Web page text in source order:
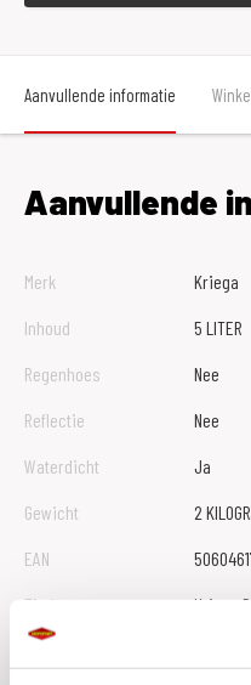
Aanvullende informatie
Aanvullende
Merk
Kriega
Inhoud
5 LITER
Regenhoes
Nee
Reflectie
Nee
Waterdicht
Ja
Gewicht
2
EAN
Titel
Kriega